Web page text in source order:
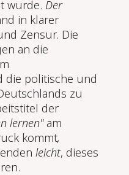
wurde. Der
in klarer
Zensur. Die
an die
die politische und
zu
der
lernen"am
kommt,
leicht, dieses